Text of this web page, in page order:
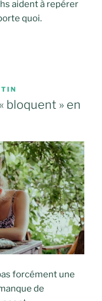
aident à repérer
quoi.
bloquent » en
forcément une
de